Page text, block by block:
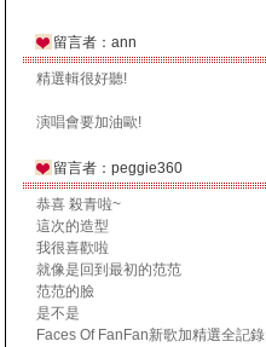
留言者：ann
精選輯很好聽!
演唱會要加油歐!
留言者：peggie360
恭喜 殺青啦~
這次的造型
我很喜歡啦
就像是回到最初的范范
范范的臉
是不是
Faces Of FanFan新歌加精選全記錄